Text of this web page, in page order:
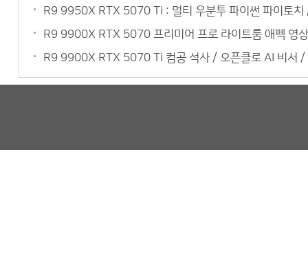
R9 9950X RTX 5070 Ti : 멀티 우분투 파이썬 파이토치
R9 9900X RTX 5070 프리미어 프로 라이트룸 애펙 영
R9 9900X RTX 5070 Ti 컴공 석사 / 오픈클로 AI 비서 /